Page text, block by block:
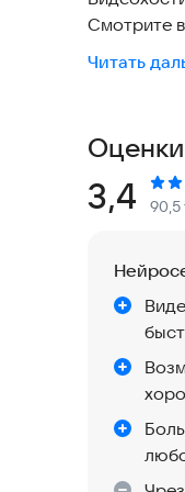
Смотрите
PREMIER,
свой
оно легко
где вам
интернета.
На
любой
Здесь вы
обзоры
Чтобы
Читать
3,4 90,5